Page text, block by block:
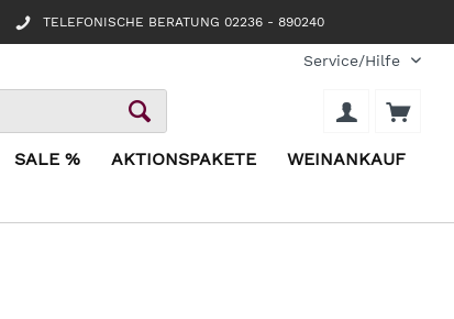
TELEFONISCHE BERATUNG 02236 - 890240
Service/Hilfe
SALE % AKTIONSPAKETE WEINANKAUF